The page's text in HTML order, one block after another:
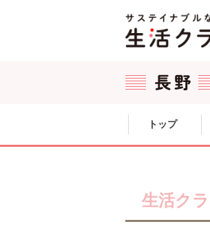
ここからサイト内共通メニューです。
サイト内共通メニューをスキップする
トップ
生活クラ